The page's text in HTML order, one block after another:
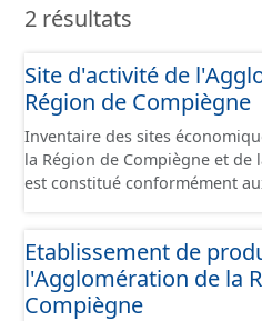
2 résultats
Site d'activité de
Région de Compiègne
Inventaire des sites
la Région de Compiègne et de
est constitué conformément
Etablissement de
l'Agglomération de la
Compiègne